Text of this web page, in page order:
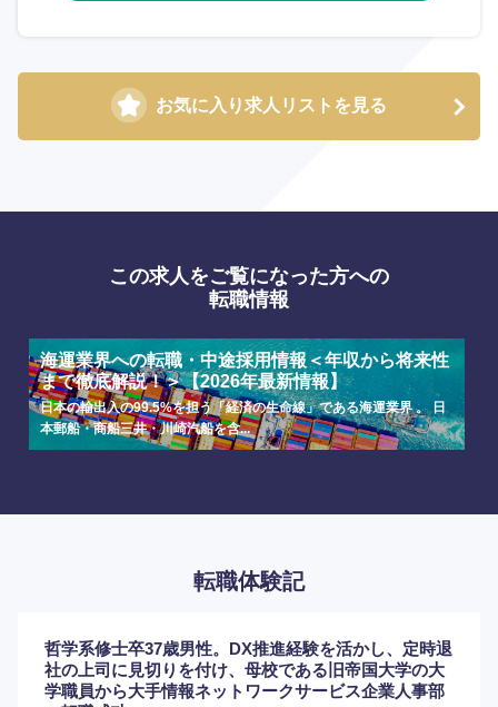
お気に入り求人リストを見る
選択する
選択する
選択する
選択する
この求人をご覧になった方への
転職情報
海運業界への転職・中途採用情報＜年収から将来性
まで徹底解説！＞【2026年最新情報】
日本の輸出入の99.5%を担う「経済の生命線」である海運業界 。 日
本郵船・商船三井・川崎汽船を含...
転職体験記
哲学系修士卒37歳男性。DX推進経験を活かし、定時退
社の上司に見切りを付け、母校である旧帝国大学の大
学職員から大手情報ネットワークサービス企業人事部